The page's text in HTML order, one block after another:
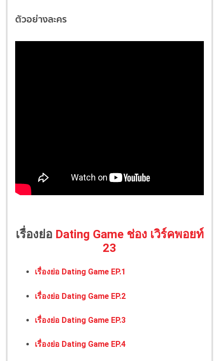
ตัวอย่างละคร
เรื่องย่อ Dating Game ช่อง เวิร์คพอยท์
23
เรื่องย่อ Dating Game EP.1
เรื่องย่อ Dating Game EP.2
เรื่องย่อ Dating Game EP.3
เรื่องย่อ Dating Game EP.4